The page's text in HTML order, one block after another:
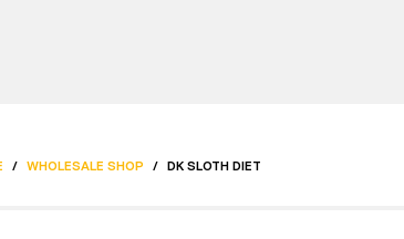
/ WHOLESALE SHOP / DK SLOTH DIET